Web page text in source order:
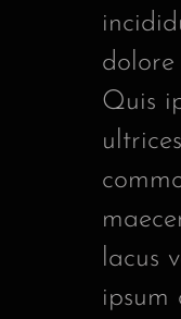
Quis
lacus
ipsum